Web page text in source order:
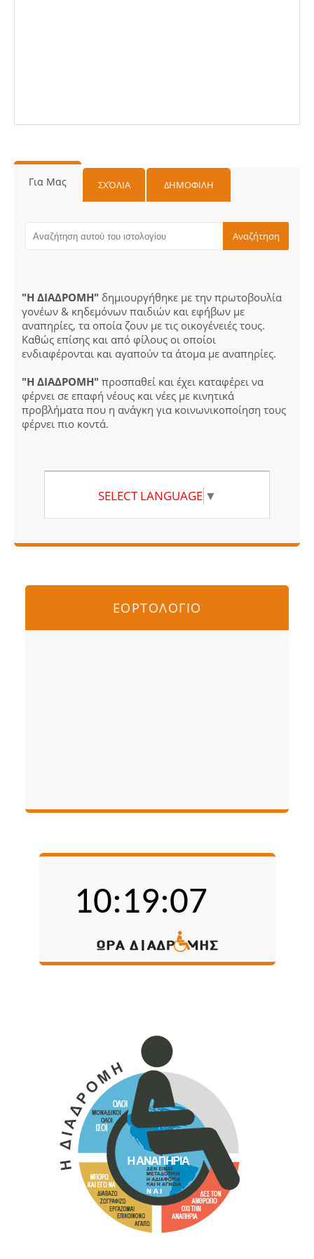
Για Μας ΣΧΌΛΙΑ ΔΗΜΟΦΙΛΗ
"Η ΔΙΑΔΡΟΜΗ" δημιουργήθηκε με την πρωτοβουλία
γονέων & κηδεμόνων παιδιών και εφήβων με
αναπηρίες, τα οποία ζουν με τις οικογένειές τους.
Καθώς επίσης και από φίλους οι οποίοι
ενδιαφέρονται και αγαπούν τα άτομα με αναπηρίες.
"Η ΔΙΑΔΡΟΜΗ" προσπαθεί και έχει καταφέρει να
φέρνει σε επαφή νέους και νέες με κινητικά
προβλήματα που η ανάγκη για κοινωνικοποίηση τους
φέρνει πιο κοντά.
SELECT LANGUAGE ▼
ΕΟΡΤΟΛΟΓΙΟ